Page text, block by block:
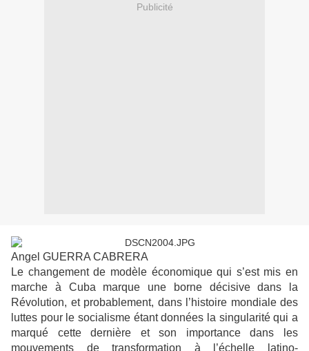
Publicité
Angel GUERRA CABRERA
Le changement de modèle économique qui s’est mis en
marche à Cuba marque une borne décisive dans la
Révolution, et probablement, dans l’histoire mondiale des
luttes pour le socialisme étant données la singularité qui a
marqué cette dernière et son importance dans les
mouvements de transformation à l’échelle latino-